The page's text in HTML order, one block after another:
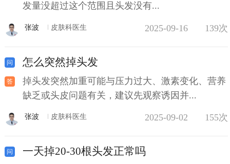
发量没超过这个范围且头发没有...
张波 皮肤科医生 2025-09-16 139次
怎么突然掉头发
掉头发突然加重可能与压力过大、激素变化、营养
缺乏或头皮问题有关，建议先观察诱因并...
张波 皮肤科医生 2025-09-02 155次
一天掉20-30根头发正常吗